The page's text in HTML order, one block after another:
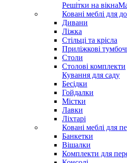
Решітки на вікна
Ковані меблі для
Дивани
Ліжка
Стільці та крісла
Приліжкові
Столи
Столові комплекти
Кування для саду
Бесідки
Гойдалки
Містки
Лавки
Ліхтарі
Ковані меблі для
Банкетки
Вішалки
Комплекти для